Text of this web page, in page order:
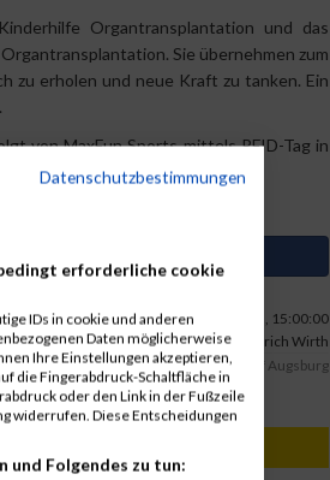
Organtransplantation und das
Sie übernehmen zum
zu erholen und neue Kraft zu tanken. Ein
von MaxFun Sports mittels RFID-Tag in
25.02.2019, 15:00:00
Foto: Organspendelauf München / Ulrich Wirth
München M-net Firmenlauf Augsburg
Datenschutzbestimmungen
erforderliche cookie
IDs in cookie und anderen
Daten möglicherweise
Ihre Einstellungen akzeptieren,
die Fingerabdruck-Schaltfläche in
oder den Link in der Fußzeile
widerrufen. Diese Entscheidungen
und Folgendes zu tun: